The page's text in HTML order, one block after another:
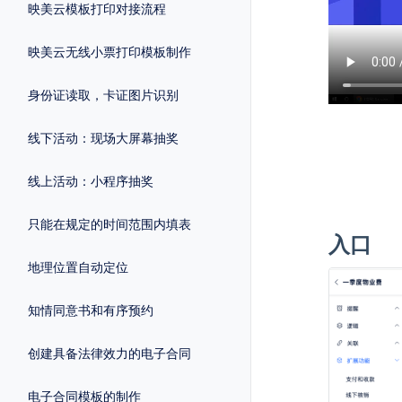
映美云模板打印对接流程
映美云无线小票打印模板制作
身份证读取，卡证图片识别
线下活动：现场大屏幕抽奖
线上活动：小程序抽奖
只能在规定的时间范围内填表
地理位置自动定位
知情同意书和有序预约
创建具备法律效力的电子合同
电子合同模板的制作
入口